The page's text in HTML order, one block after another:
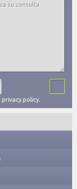
privacy policy.